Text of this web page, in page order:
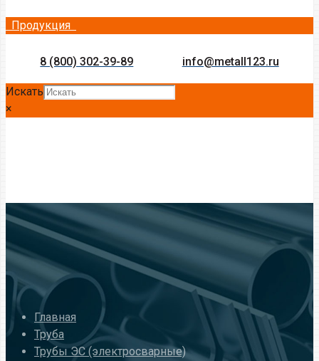
Продукция
8 (800) 302-39-89 info@metall123.ru
Искать
×
Главная
Труба
Трубы ЭС (электросварные)